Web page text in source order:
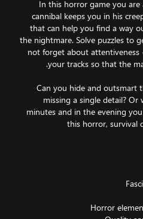
In this horror game you
cannibal keeps you in his
that can help you find a way
the nightmare. Solve puzzles to
not forget about
Can you hide and outsmart
missing a single detail?
minutes and in the evening
this horror, survival